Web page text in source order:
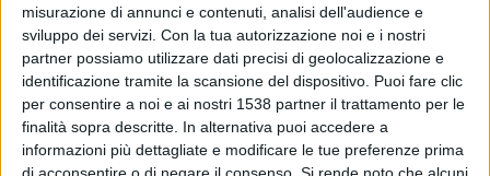
misurazione di annunci e contenuti, analisi dell'audience e
sviluppo dei servizi. Con la tua autorizzazione noi e i nostri
partner possiamo utilizzare dati precisi di geolocalizzazione e
identificazione tramite la scansione del dispositivo. Puoi fare clic
per consentire a noi e ai nostri 1538 partner il trattamento per le
finalità sopra descritte. In alternativa puoi accedere a
informazioni più dettagliate e modificare le tue preferenze prima
color vinaccia ed i numerosi giubbetti dalle linee
pulite ed aderenti che esaltano la figura maschile.
Di forte personalità anche la collezione Bershka
basata su pantaloni skinny, gilet in denim,